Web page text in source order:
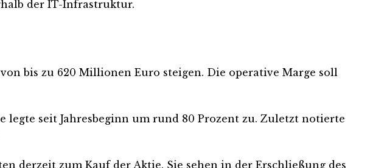
der IT-Infrastruktur.
bis zu 620 Millionen Euro steigen. Die operative Marge soll
seit Jahresbeginn um rund 80 Prozent zu. Zuletzt notierte
derzeit zum Kauf der Aktie. Sie sehen in der Erschließung des